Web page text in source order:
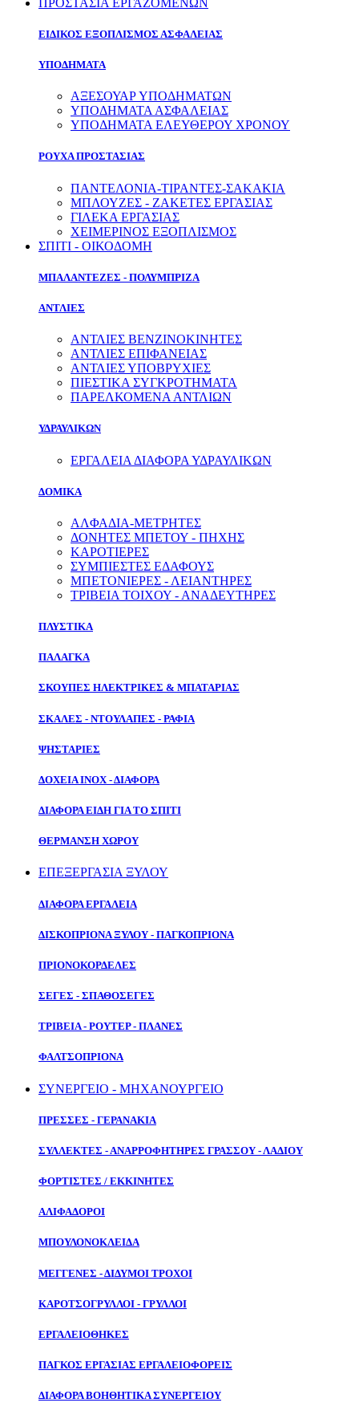
ΕΙΔΙΚΟΣ ΕΞΟΠΛΙΣΜΟΣ ΑΣΦΑΛΕΙΑΣ
ΥΠΟΔΗΜΑΤΑ
ΑΞΕΣΟΥΑΡ ΥΠΟΔΗΜΑΤΩΝ
ΥΠΟΔΗΜΑΤΑ ΑΣΦΑΛΕΙΑΣ
ΥΠΟΔΗΜΑΤΑ ΕΛΕΥΘΕΡΟΥ ΧΡΟΝΟΥ
ΡΟΥΧΑ ΠΡΟΣΤΑΣΙΑΣ
ΠΑΝΤΕΛΟΝΙΑ-ΤΙΡΑΝΤΕΣ-ΣΑΚΑΚΙΑ
ΜΠΛΟΥΖΕΣ - ΖΑΚΕΤΕΣ ΕΡΓΑΣΙΑΣ
ΓΙΛΕΚΑ ΕΡΓΑΣΙΑΣ
ΧΕΙΜΕΡΙΝΟΣ ΕΞΟΠΛΙΣΜΟΣ
ΣΠΙΤΙ - ΟΙΚΟΔΟΜΗ
ΜΠΑΛΑΝΤΕΖΕΣ - ΠΟΛΥΜΠΡΙΖΑ
ΑΝΤΛΙΕΣ
ΑΝΤΛΙΕΣ ΒΕΝΖΙΝΟΚΙΝΗΤΕΣ
ΑΝΤΛΙΕΣ ΕΠΙΦΑΝΕΙΑΣ
ΑΝΤΛΙΕΣ ΥΠΟΒΡΥΧΙΕΣ
ΠΙΕΣΤΙΚΑ ΣΥΓΚΡΟΤΗΜΑΤΑ
ΠΑΡΕΛΚΟΜΕΝΑ ΑΝΤΛΙΩΝ
ΥΔΡΑΥΛΙΚΩΝ
ΕΡΓΑΛΕΙΑ ΔΙΑΦΟΡΑ ΥΔΡΑΥΛΙΚΩΝ
ΔΟΜΙΚΑ
ΑΛΦΑΔΙΑ-ΜΕΤΡΗΤΕΣ
ΔΟΝΗΤΕΣ ΜΠΕΤΟΥ - ΠΗΧΗΣ
ΚΑΡΟΤΙΕΡΕΣ
ΣΥΜΠΙΕΣΤΕΣ ΕΔΑΦΟΥΣ
ΜΠΕΤΟΝΙΕΡΕΣ - ΛΕΙΑΝΤΗΡΕΣ
ΤΡΙΒΕΙΑ ΤΟΙΧΟΥ - ΑΝΑΔΕΥΤΗΡΕΣ
ΠΛΥΣΤΙΚΑ
ΠΑΛΑΓΚΑ
ΣΚΟΥΠΕΣ ΗΛΕΚΤΡΙΚΕΣ & ΜΠΑΤΑΡΙΑΣ
ΣΚΑΛΕΣ - ΝΤΟΥΛΑΠΕΣ - ΡΑΦΙΑ
ΨΗΣΤΑΡΙΕΣ
ΔΟΧΕΙΑ ΙΝΟΧ - ΔΙΑΦΟΡΑ
ΔΙΑΦΟΡΑ ΕΙΔΗ ΓΙΑ ΤΟ ΣΠΙΤΙ
ΘΕΡΜΑΝΣΗ ΧΩΡΟΥ
ΕΠΕΞΕΡΓΑΣΙΑ ΞΥΛΟΥ
ΔΙΑΦΟΡΑ ΕΡΓΑΛΕΙΑ
ΔΙΣΚΟΠΡΙΟΝΑ ΞΥΛΟΥ - ΠΑΓΚΟΠΡΙΟΝΑ
ΠΡΙΟΝΟΚΟΡΔΕΛΕΣ
ΣΕΓΕΣ - ΣΠΑΘΟΣΕΓΕΣ
ΤΡΙΒΕΙΑ - ΡΟΥΤΕΡ - ΠΛΑΝΕΣ
ΦΑΛΤΣΟΠΡΙΟΝΑ
ΣΥΝΕΡΓΕΙΟ - ΜΗΧΑΝΟΥΡΓΕΙΟ
ΠΡΕΣΣΕΣ - ΓΕΡΑΝΑΚΙΑ
ΣΥΛΛΕΚΤΕΣ - ΑΝΑΡΡΟΦΗΤΗΡΕΣ ΓΡΑΣΣΟΥ - ΛΑΔΙΟΥ
ΦΟΡΤΙΣΤΕΣ / ΕΚΚΙΝΗΤΕΣ
ΑΛΙΦΑΔΟΡΟΙ
ΜΠΟΥΛΟΝΟΚΛΕΙΔΑ
ΜΕΓΓΕΝΕΣ - ΔΙΔΥΜΟΙ ΤΡΟΧΟΙ
ΚΑΡΟΤΣΟΓΡΥΛΛΟΙ - ΓΡΥΛΛΟΙ
ΕΡΓΑΛΕΙΟΘΗΚΕΣ
ΠΑΓΚΟΣ ΕΡΓΑΣΙΑΣ ΕΡΓΑΛΕΙΟΦΟΡΕΙΣ
ΔΙΑΦΟΡΑ ΒΟΗΘΗΤΙΚΑ ΣΥΝΕΡΓΕΙΟΥ